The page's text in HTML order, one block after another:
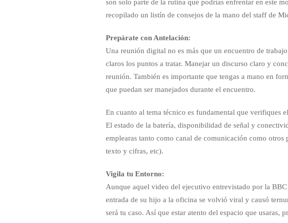
son solo parte de la rutina que podrías enfrentar en este
recopilado un listín de consejos de la mano del staff de
Prepárate con Antelación:
Una reunión digital no es más que un encuentro de
claros los puntos a tratar. Manejar un discurso claro y
reunión. También es importante que tengas a mano en
que puedan ser manejados durante el encuentro.
En cuanto al tema técnico es fundamental que verifiques
El estado de la batería, disponibilidad de señal y
emplearas tanto como canal de comunicación como otros
texto y cifras, etc).
Vigila tu Entorno:
Aunque aquel video del ejecutivo entrevistado por la
entrada de su hijo a la oficina se volvió viral y causó
será tu caso. Así que estar atento del espacio que